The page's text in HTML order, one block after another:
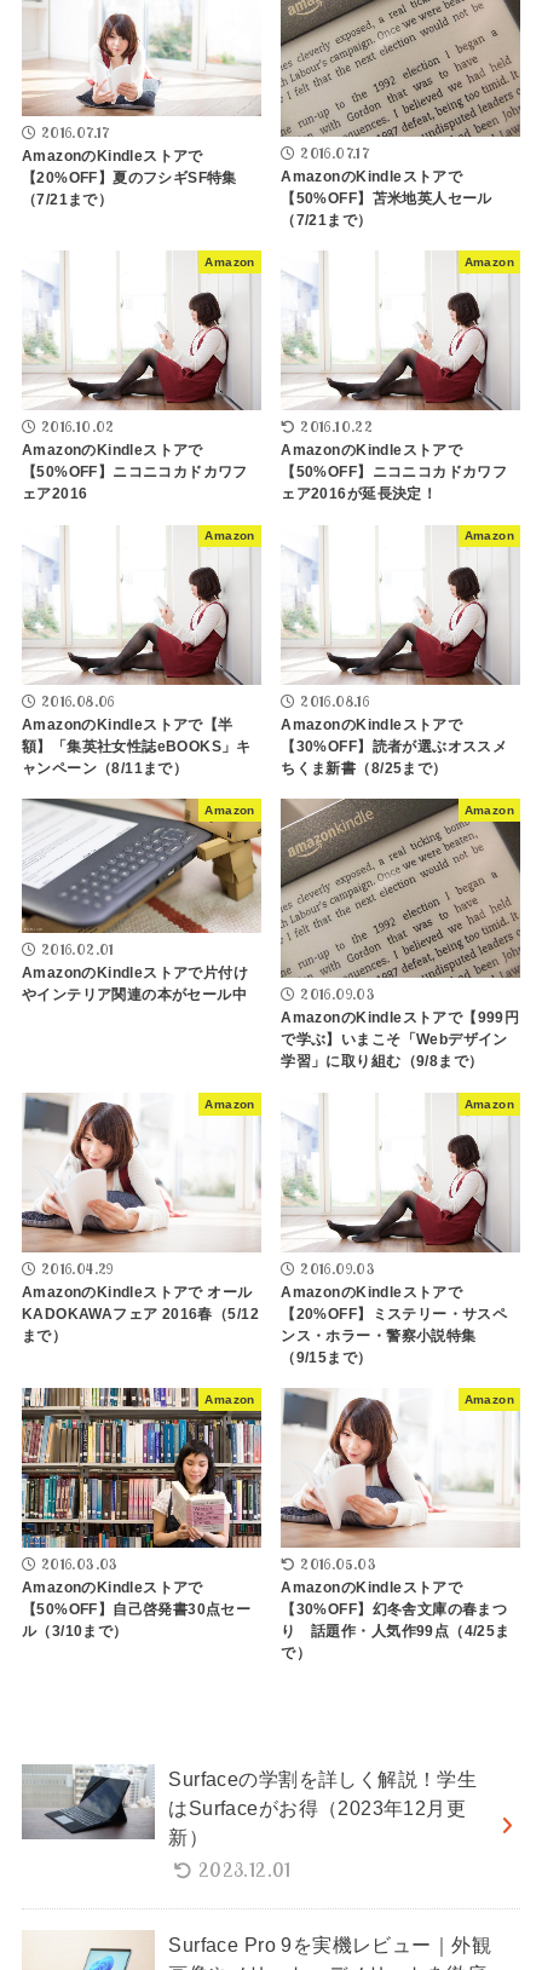
2016.07.17
AmazonのKindleストアで
【20%OFF】夏のフシギSF特集
（7/21まで）
2016.07.17
AmazonのKindleストアで
【50%OFF】苫米地英人セール
（7/21まで）
Amazon
2016.10.02
AmazonのKindleストアで
【50%OFF】ニコニコカドカワフ
ェア2016
Amazon
2016.10.22
AmazonのKindleストアで
【50%OFF】ニコニコカドカワフ
ェア2016が延長決定！
Amazon
2016.08.06
AmazonのKindleストアで【半
額】「集英社女性誌eBOOKS」キ
ャンペーン（8/11まで）
Amazon
2016.08.16
AmazonのKindleストアで
【30%OFF】読者が選ぶオススメ
ちくま新書（8/25まで）
Amazon
2016.02.01
AmazonのKindleストアで片付け
やインテリア関連の本がセール中
Amazon
2016.09.03
AmazonのKindleストアで【999円
で学ぶ】いまこそ「Webデザイン
学習」に取り組む（9/8まで）
Amazon
2016.04.29
AmazonのKindleストアで オール
KADOKAWAフェア 2016春（5/12
まで）
Amazon
2016.09.03
AmazonのKindleストアで
【20%OFF】ミステリー・サスペ
ンス・ホラー・警察小説特集
（9/15まで）
Amazon
2016.03.03
AmazonのKindleストアで
【50%OFF】自己啓発書30点セー
ル（3/10まで）
Amazon
2016.05.03
AmazonのKindleストアで
【30%OFF】幻冬舎文庫の春まつ
り 話題作・人気作99点（4/25ま
で）
Surfaceの学割を詳しく解説！学生
はSurfaceがお得（2023年12月更
新）
2023.12.01
Surface Pro 9を実機レビュー｜外観